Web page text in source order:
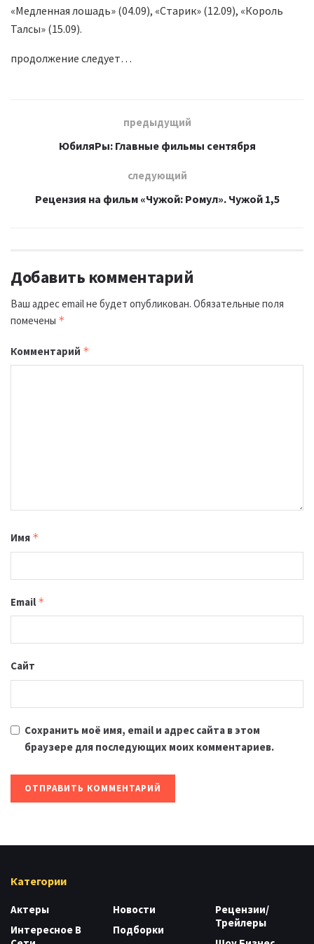
«Медленная лошадь» (04.09), «Старик» (12.09), «Король
Талсы» (15.09).
продолжение следует…
предыдущий
ЮбиляРы: Главные фильмы сентября
следующий
Рецензия на фильм «Чужой: Ромул». Чужой 1,5
Добавить комментарий
Ваш адрес email не будет опубликован. Обязательные поля
помечены *
Комментарий *
Имя *
Email *
Сайт
Сохранить моё имя, email и адрес сайта в этом
браузере для последующих моих комментариев.
Категории
Актеры
Интересное В
Новости
Подборки
Рецензии/
Трейлеры